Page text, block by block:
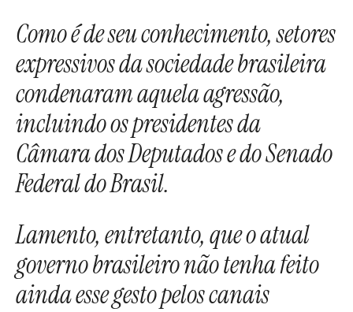
Como é de seu conhecimento, setores
expressivos da sociedade brasileira
condenaram aquela agressão,
incluindo os presidentes da
Câmara dos Deputados e do Senado
Federal do Brasil.
Lamento, entretanto, que o atual
governo brasileiro não tenha feito
ainda esse gesto pelos canais